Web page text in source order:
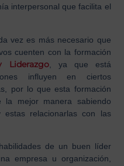
interpersonal que facilita el
vez es más necesario que
cuenten con la formación
Liderazgo, ya que está
influyen en ciertos
por lo que esta formación
la mejor manera sabiendo
relacionarlas con las
de un buen líder
empresa u organización,